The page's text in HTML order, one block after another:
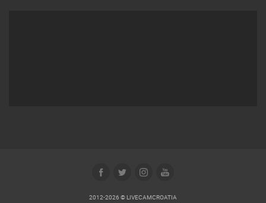
2012-2026 © LIVECAMCROATIA